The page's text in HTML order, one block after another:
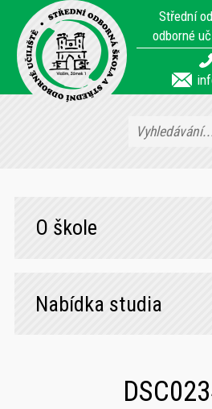
Střední
odborné
O škole
Nabídka studia